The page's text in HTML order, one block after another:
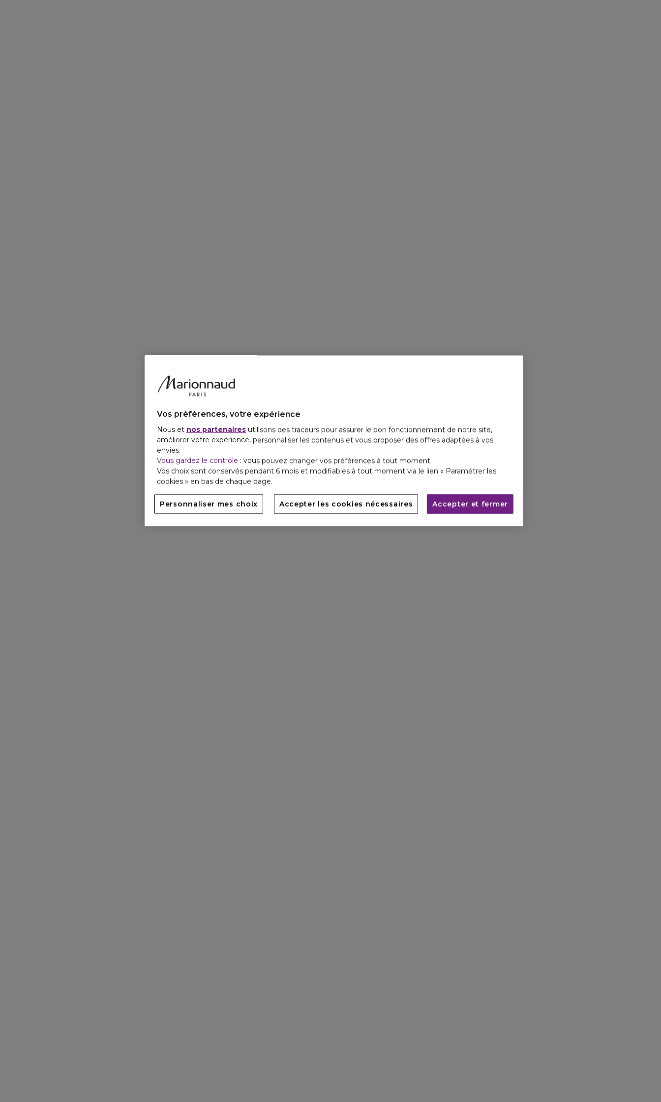
Vos préférences, votre expérience
Nous et nos partenaires utilisons des traceurs pour assurer le bon fonctionnement de notre site,
améliorer votre expérience, personnaliser les contenus et vous proposer des offres adaptées à vos
envies.
Vous gardez le contrôle : vous pouvez changer vos préférences à tout moment.
Vos choix sont conservés pendant 6 mois et modifiables à tout moment via le lien « Paramétrer les
cookies » en bas de chaque page.
Personnaliser mes choix Accepter les cookies nécessaires Accepter et fermer